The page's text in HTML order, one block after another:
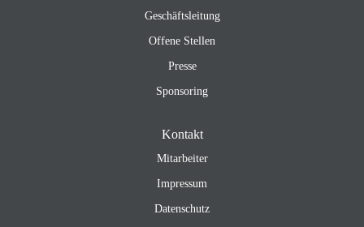
Geschäftsleitung
Offene Stellen
Presse
Sponsoring
Kontakt
Mitarbeiter
Impressum
Datenschutz